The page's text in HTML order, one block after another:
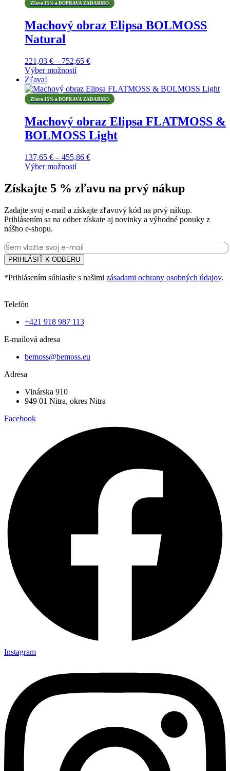
805,07 €
má
viacero
variantov.
Možnosti
si
môžete
vybrať
na
stránke
produktu.
Zľava 15% a DOPRAVA ZADARMO
Machový obraz Elipsa BOLMOSS
Natural
221,03 € – 752,65 €Price
through
752,65 €
Výber možností
Tento
produkt
má
viacero
variantov.
Možnosti
si
môžete
vybrať
na
stránke
Zľava!
Zľava 15% a DOPRAVA ZADARMO
Machový obraz Elipsa FLATMOSS &
BOLMOSS Light
137,65 € – 455,86 €Price
455,86 €
Výber možností
produkt
má
variantov.
Možnosti
si
môžete
vybrať
na
stránke
produktu.
Získajte 5 % zľavu na prvý nákup
Zadajte svoj e-mail a získajte zľavový kód na prvý nákup.
Prihlásením sa na odber získate aj novinky a výhodné ponuky z
nášho e-shopu.
PRIHLÁSIŤ K ODBERU
*Prihlásením súhlasíte s našimi zásadami ochrany osobných údajov.
Telefón
+421 918 987 113
E-mailová adresa
bemoss@bemoss.eu
Adresa
Vinárska 910
949 01 Nitra, okres Nitra
Facebook
Instagram